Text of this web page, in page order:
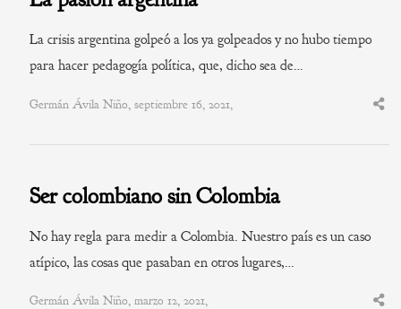
La crisis argentina golpeó a los ya golpeados y no hubo tiempo
para hacer pedagogía política, que, dicho sea de…
Germán Ávila Niño, septiembre 16, 2021,
Ser colombiano sin Colombia
No hay regla para medir a Colombia. Nuestro país es un caso
atípico, las cosas que pasaban en otros lugares,…
Germán Ávila Niño, marzo 12, 2021,